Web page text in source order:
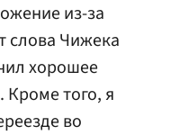
из-за
слова Чижека
хорошее
того, я
во